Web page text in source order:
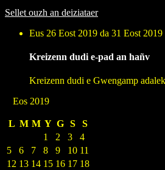
Sellet ouzh an deiziataer
Eus 26 Eost 2019 da 31 Eost 2019
Kreizenn dudi e-pad an hañv
Kreizenn dudi e Gwengamp
Eos 2019
L M M Y G S
S
1
2 3
4
5
6 7 8 9 10 11
12 13 14 15 16 17 18